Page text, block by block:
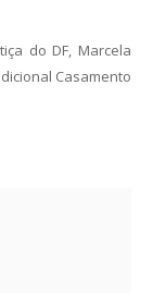
do DF, Marcela
Casamento